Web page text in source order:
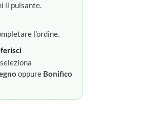
il pulsante.
l’ordine.
oppure Bonifico